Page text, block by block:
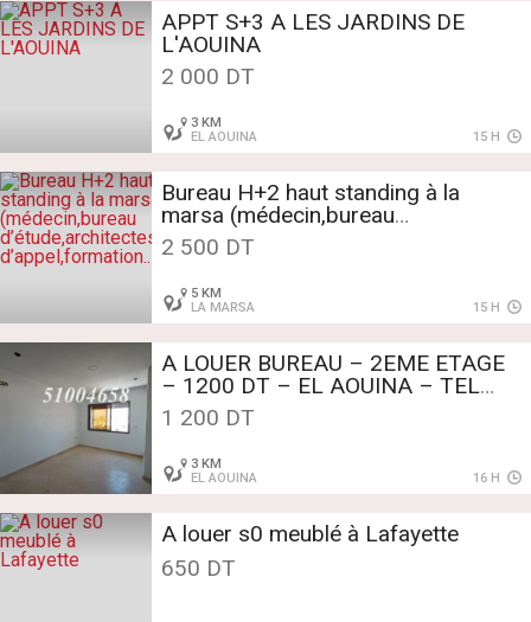
APPT S+3 A LES JARDINS DE
L'AOUINA
2 000 DT
3 KM
EL AOUINA
15 H
Bureau H+2 haut standing à la
marsa (médecin,bureau
d’étude,architectes,centre
d’appel,formation..
2 500 DT
5 KM
LA MARSA
15 H
A LOUER BUREAU – 2EME ETAGE
– 1200 DT – EL AOUINA – TEL
51004658 – FB.1039
1 200 DT
3 KM
EL AOUINA
16 H
A louer s0 meublé à Lafayette
650 DT